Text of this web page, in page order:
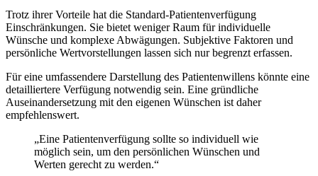
Trotz ihrer Vorteile hat die Standard-Patientenverfügung
Einschränkungen. Sie bietet weniger Raum für individuelle
Wünsche und komplexe Abwägungen. Subjektive Faktoren und
persönliche Wertvorstellungen lassen sich nur begrenzt erfassen.
Für eine umfassendere Darstellung des Patientenwillens könnte eine
detailliertere Verfügung notwendig sein. Eine gründliche
Auseinandersetzung mit den eigenen Wünschen ist daher
empfehlenswert.
„Eine Patientenverfügung sollte so individuell wie
möglich sein, um den persönlichen Wünschen und
Werten gerecht zu werden.“